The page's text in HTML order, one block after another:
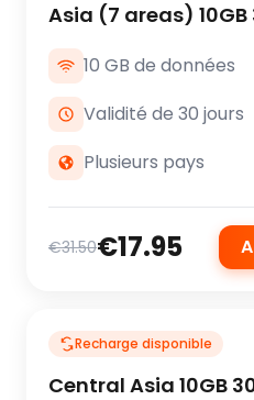
Asia (7 areas)
10 GB de données
Validité de 30 jours
Plusieurs pays
€31.50€17.95
Recharge disponible
Central Asia 10GB